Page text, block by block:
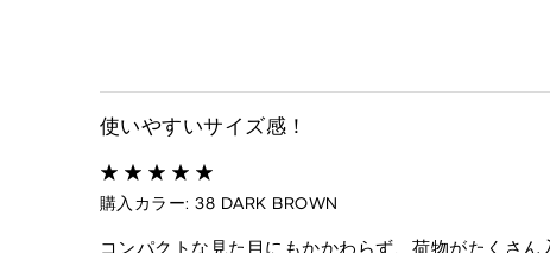
使いやすいサイズ感！
購入カラー: 38 DARK BROWN
コンパクトな見た目にもかかわらず、荷物がたくさ